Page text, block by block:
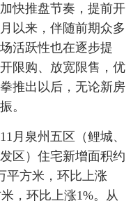
快推盘节奏，提前开
以来，伴随前期众多
活跃性也在逐步提
限购、放宽限售，优
推出以后，无论新房
。
月泉州五区（鲤城、
区）住宅新增面积约
平方米，环比上涨
，环比上涨1%。从